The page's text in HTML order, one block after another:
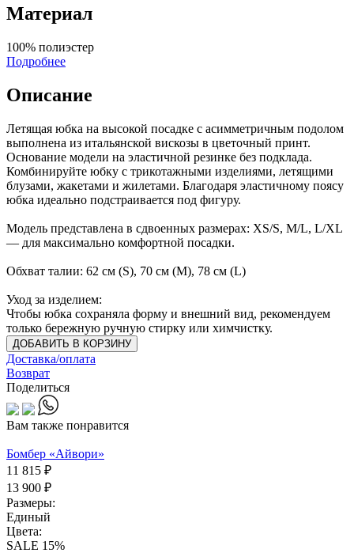
Материал
100% полиэстер
Подробнее
Описание
Летящая юбка на высокой посадке с асимметричным подолом
выполнена из итальянской вискозы в цветочный принт.
Основание модели на эластичной резинке без подклада.
Комбинируйте юбку с трикотажными изделиями, летящими
блузами, жакетами и жилетами. Благодаря эластичному поясу
юбка идеально подстраивается под фигуру.
Модель представлена в сдвоенных размерах: XS/S, M/L, L/XL
— для максимально комфортной посадки.
Обхват талии: 62 см (S), 70 см (М), 78 см (L)
Уход за изделием:
Чтобы юбка сохраняла форму и внешний вид, рекомендуем
только бережную ручную стирку или химчистку.
ДОБАВИТЬ В КОРЗИНУ
Доставка/оплата
Возврат
Поделиться
Вам также понравится
Бомбер «Айвори»
11 815 ₽
13 900 ₽
Размеры:
Единый
Цвета:
SALE 15%